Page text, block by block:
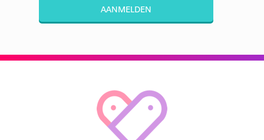
AANMELDEN